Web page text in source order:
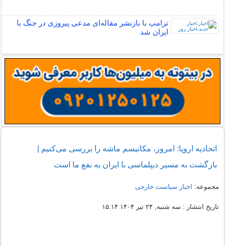
ترامپ با بازنشر مقاله‌ای مدعی پیروزی در جنگ با
ایران شد
اتحادیه اروپا: امروز، مکانیسم ماشه را بررسی می‌کنیم |
بازگشت به مسیر دیپلماسی با ایران به نفع ما است
مجموعه: اخبار سیاست خارجی
تاریخ انتشار : سه شنبه, ۲۴ تیر ۱۴۰۴ ۱۵:۱۴